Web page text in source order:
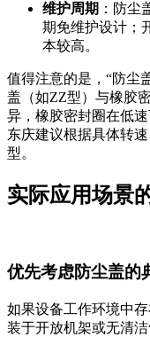
维护周期 ：防尘
期免维护设计；
本较高。
值得注意的是，“防尘
盖（如ZZ型）与橡胶
异，橡胶密封圈在低
东庆建议根据具体转
型。
实际应用场景
优先考虑防尘盖的
如果设备工作环境中
装于开放机架或无清